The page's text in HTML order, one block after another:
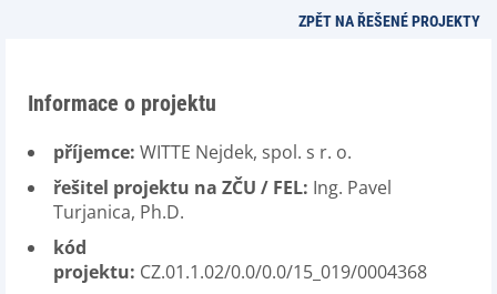
ZPĚT NA ŘEŠENÉ PROJEKTY
Informace o projektu
příjemce: WITTE Nejdek, spol. s r. o.
řešitel projektu na ZČU / FEL: Ing. Pavel
Turjanica, Ph.D.
kód
projektu: CZ.01.1.02/0.0/0.0/15_019/0004368